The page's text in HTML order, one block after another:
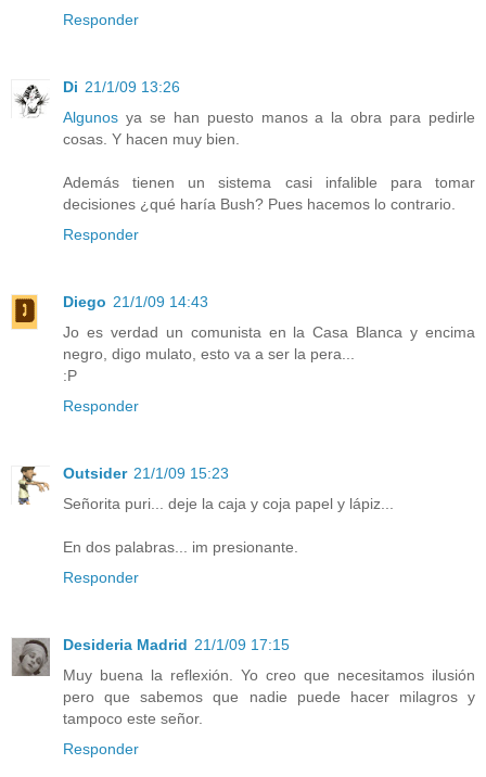
Responder
Di 21/1/09 13:26
Algunos ya se han puesto manos a la obra para pedirle
cosas. Y hacen muy bien.
Además tienen un sistema casi infalible para tomar
decisiones ¿qué haría Bush? Pues hacemos lo contrario.
Responder
Diego 21/1/09 14:43
Jo es verdad un comunista en la Casa Blanca y encima
negro, digo mulato, esto va a ser la pera...
:P
Responder
Outsider 21/1/09 15:23
Señorita puri... deje la caja y coja papel y lápiz...
En dos palabras... im presionante.
Responder
Desideria Madrid 21/1/09 17:15
Muy buena la reflexión. Yo creo que necesitamos ilusión
pero que sabemos que nadie puede hacer milagros y
tampoco este señor.
Responder